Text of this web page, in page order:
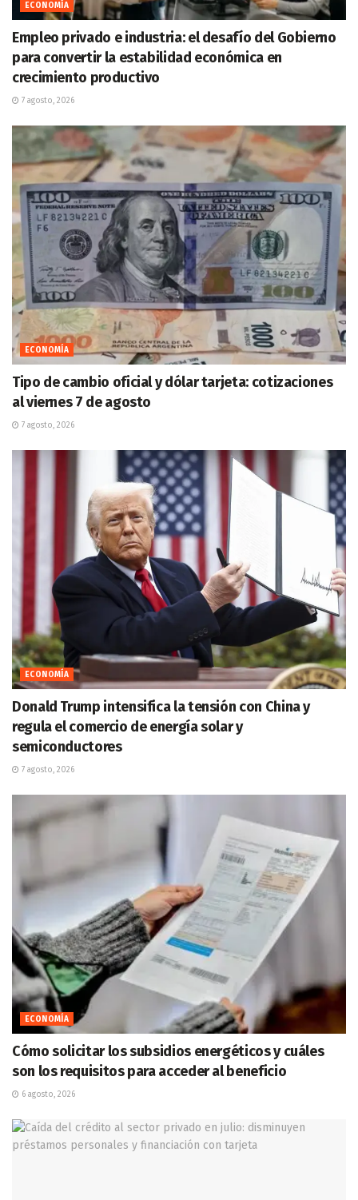
ECONOMÍA
Empleo privado e industria: el desafío del Gobierno
para convertir la estabilidad económica en
crecimiento productivo
7 agosto, 2026
ECONOMÍA
Tipo de cambio oficial y dólar tarjeta: cotizaciones
al viernes 7 de agosto
7 agosto, 2026
ECONOMÍA
Donald Trump intensifica la tensión con China y
regula el comercio de energía solar y
semiconductores
7 agosto, 2026
ECONOMÍA
Cómo solicitar los subsidios energéticos y cuáles
son los requisitos para acceder al beneficio
6 agosto, 2026